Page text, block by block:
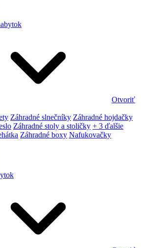
Otvoriť
Záhradné slnečníky Záhradné hojdačky
Záhradné stoly a stoličky + 3 ďalšie
Záhradné boxy Nafukovačky